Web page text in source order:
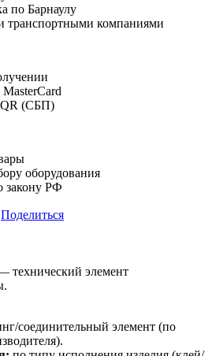
по Барнаулу
транспортными компаниями
QR (СБП)
оборудования
закону РФ
Поделиться
технический элемент
соединительный элемент (по